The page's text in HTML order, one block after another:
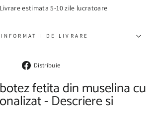
Livrare estimata 5-10 zile lucratoare
INFORMATII DE LIVRARE
Distribuie
fetita din muselina cu
- Descriere si